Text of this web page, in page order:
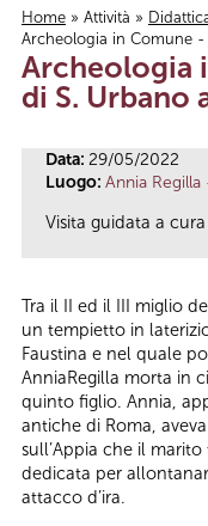
Tu sei qui
Home » Attività »
Archeologia in Comune -
Archeologia
di S. Urbano
Data: 29/05/2022
Luogo: Annia
Visita guidata a
Tra il II ed il III miglio
un tempietto in
Faustina e nel quale
AnniaRegilla morta in
quinto figlio. Annia,
antiche di Roma,
sull’Appia che il
dedicata per
attacco d’ira.